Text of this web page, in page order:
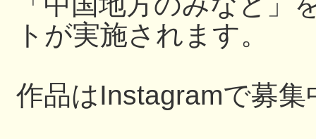
トが実施されます。
作品はInstagramで募集